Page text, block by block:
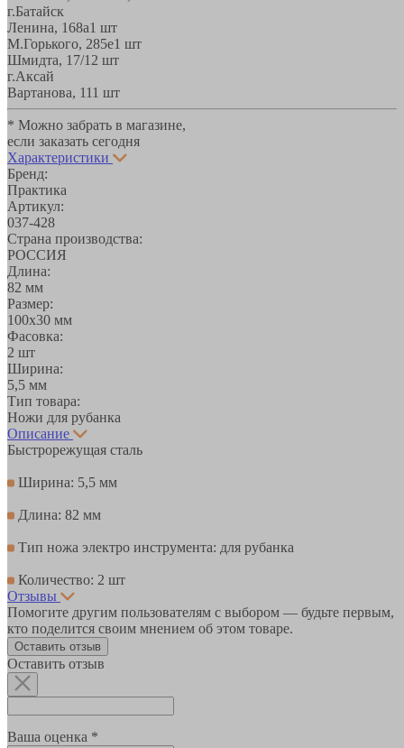
г.Батайск
Ленина, 168а1 шт
М.Горького, 285е1 шт
Шмидта, 17/1 2 шт
г.Аксай
Вартанова, 111 шт
* Можно забрать в магазине,
если заказать сегодня
Характеристики
Бренд:
Практика
Артикул:
037-428
Страна производства:
РОССИЯ
Длина:
82 мм
Размер:
100х30 мм
Фасовка:
2 шт
Ширина:
5,5 мм
Тип товара:
Ножи для рубанка
Описание
Быстрорежущая сталь
Ширина: 5,5 мм
Длина: 82 мм
Тип ножа электро инструмента: для рубанка
Количество: 2 шт
Отзывы
Помогите другим пользователям с выбором — будьте первым,
кто поделится своим мнением об этом товаре.
Оставить отзыв
Оставить отзыв
Ваша оценка *